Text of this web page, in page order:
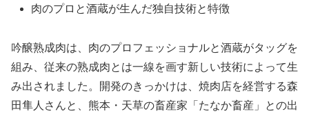
肉のプロと酒蔵が生んだ独自技術と特徴
吟醸熟成肉は、肉のプロフェッショナルと酒蔵がタッグを
組み、従来の熟成肉とは一線を画す新しい技術によって生
み出されました。開発のきっかけは、焼肉店を経営する森
田隼人さんと、熊本・天草の畜産家「たなか畜産」との出